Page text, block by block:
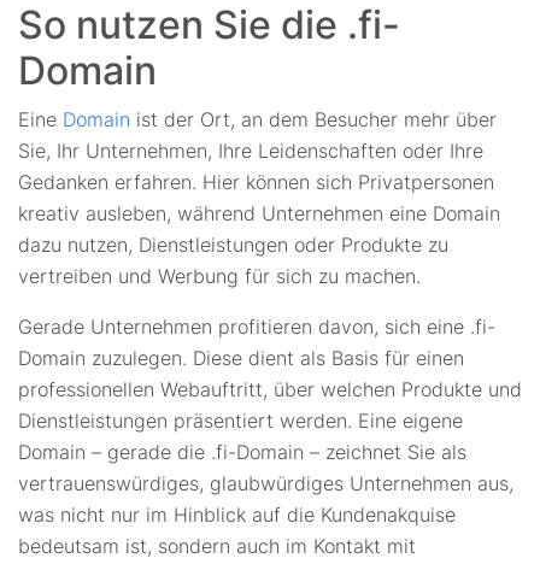
So nutzen Sie die .fi-
Domain
Eine Domain ist der Ort, an dem Besucher mehr über
Sie, Ihr Unternehmen, Ihre Leidenschaften oder Ihre
Gedanken erfahren. Hier können sich Privatpersonen
kreativ ausleben, während Unternehmen eine Domain
dazu nutzen, Dienstleistungen oder Produkte zu
vertreiben und Werbung für sich zu machen.
Gerade Unternehmen profitieren davon, sich eine .fi-
Domain zuzulegen. Diese dient als Basis für einen
professionellen Webauftritt, über welchen Produkte und
Dienstleistungen präsentiert werden. Eine eigene
Domain – gerade die .fi-Domain – zeichnet Sie als
vertrauenswürdiges, glaubwürdiges Unternehmen aus,
was nicht nur im Hinblick auf die Kundenakquise
bedeutsam ist, sondern auch im Kontakt mit